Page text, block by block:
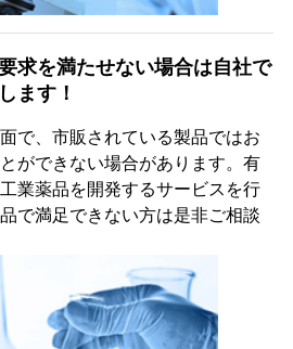
求を満たせない場合は自社で
ます！
で、市販されている製品ではお
ができない場合があります。有
業薬品を開発するサービスを行
で満足できない方は是非ご相談